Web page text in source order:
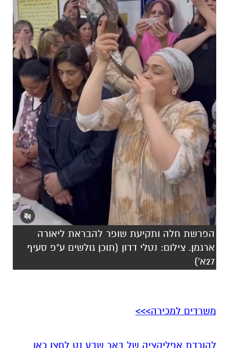
הפרשת חלה ותקיעת שופר להבראת ליאורה
ארגמן. צילום: נטלי דדון (תוכן גולשים ע"פ סעיף
27א')
משרדים למכירה>>>
להורדת אפליקציה של באר שבע נט לחצו כאן